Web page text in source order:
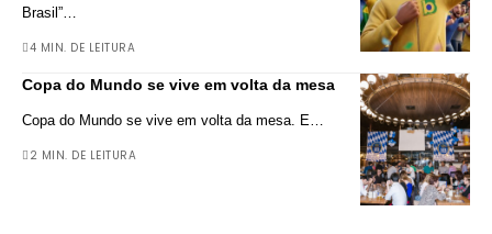
Brasil”…
4 MIN. DE LEITURA
Copa do Mundo se vive em volta da mesa
Copa do Mundo se vive em volta da mesa. E…
2 MIN. DE LEITURA